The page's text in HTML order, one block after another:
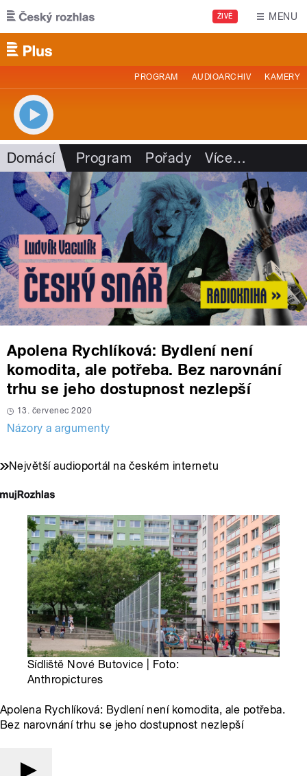
Přejít k hlavnímu obsahu
ŽIVĚ MENU
PROGRAM AUDIOARCHIV KAMERY
Domácí Program Pořady Více…
Apolena Rychlíková: Bydlení není
komodita, ale potřeba. Bez narovnání
trhu se jeho dostupnost nezlepší
13. červenec 2020
Názory a argumenty
Největší audioportál na českém internetu
Sídliště Nové Butovice | Foto:
Anthropictures
Apolena Rychlíková: Bydlení není komodita, ale potřeba.
Bez narovnání trhu se jeho dostupnost nezlepší